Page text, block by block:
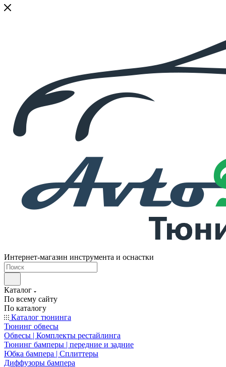
Интернет-магазин инструмента и оснастки
Каталог
По всему сайту
По каталогу
Каталог тюнинга
Тюнинг обвесы
Обвесы | Комплекты рестайлинга
Тюнинг бамперы | передние и задние
Юбка бампера | Сплиттеры
Диффузоры бампера